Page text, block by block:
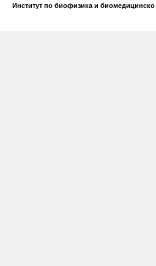
Институт по биофизика и